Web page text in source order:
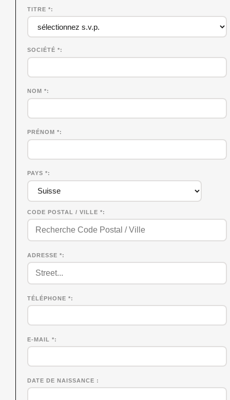
TITRE *
SOCIÉTÉ *
NOM *
PRÉNOM *
PAYS *
CODE POSTAL / VILLE *
ADRESSE *
TÉLÉPHONE *
E-MAIL *
DATE DE NAISSANCE